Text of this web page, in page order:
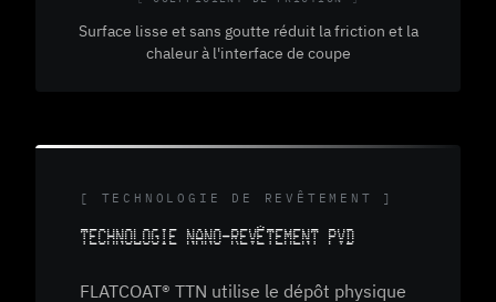
[ TECHNOLOGIE DE REVÊTEMENT ]
TECHNOLOGIE NANO-REVÊTEMENT PVD
FLATCOAT® TTN utilise le dépôt physique
Surface lisse et sans goutte réduit la friction et la
chaleur à l'interface de coupe